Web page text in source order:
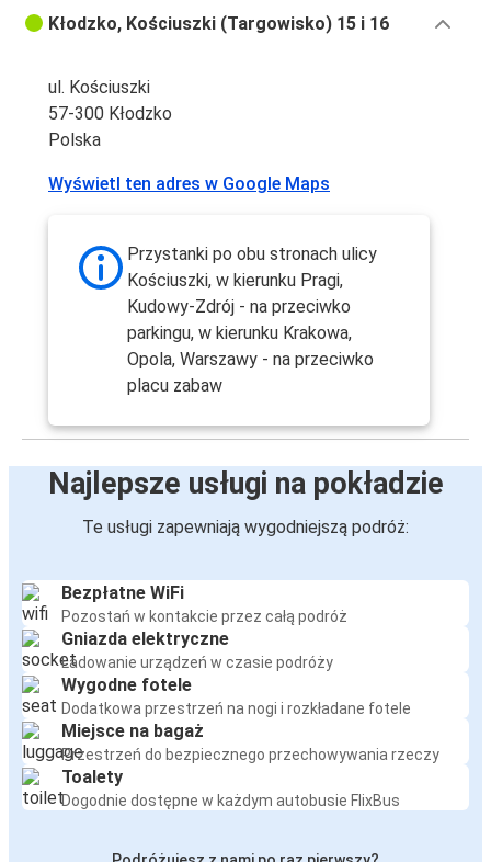
Kłodzko, Kościuszki (Targowisko) 15 i 16
ul. Kościuszki
57-300 Kłodzko
Polska
Wyświetl ten adres w Google Maps
Przystanki po obu stronach ulicy
Kościuszki, w kierunku Pragi,
Kudowy-Zdrój - na przeciwko
parkingu, w kierunku Krakowa,
Opola, Warszawy - na przeciwko
placu zabaw
Najlepsze usługi na pokładzie
Te usługi zapewniają wygodniejszą podróż:
Bezpłatne WiFi
Pozostań w kontakcie przez całą podróż
Gniazda elektryczne
Ładowanie urządzeń w czasie podróży
Wygodne fotele
Dodatkowa przestrzeń na nogi i rozkładane fotele
Miejsce na bagaż
Przestrzeń do bezpiecznego przechowywania rzeczy
Toalety
Dogodnie dostępne w każdym autobusie FlixBus